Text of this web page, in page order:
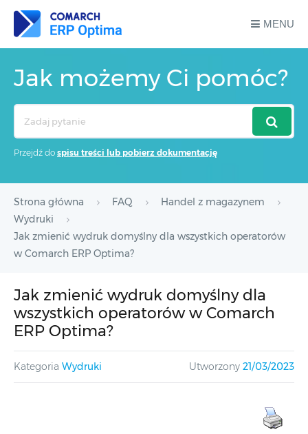
MENU
Jak możemy Ci pomóc?
Przejdź do spisu treści lub pobierz dokumentację
Strona główna FAQ
Handel z magazynem
Wydruki
Jak zmienić wydruk domyślny dla wszystkich operatorów
w Comarch ERP Optima?
Jak zmienić wydruk domyślny dla
wszystkich operatorów w Comarch
ERP Optima?
Kategoria Wydruki Utworzony 21/03/2023